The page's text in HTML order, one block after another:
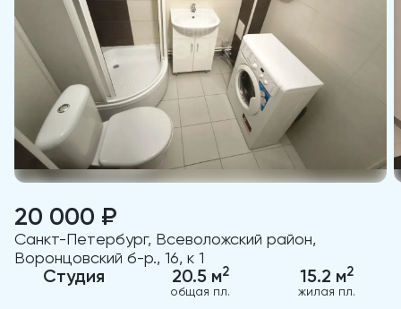
20 000 ₽
Санкт-Петербург, Всеволожский район,
Воронцовский б-р., 16, к 1
Студия 20.5 м2
общая пл.
15.2 м2
жилая пл.